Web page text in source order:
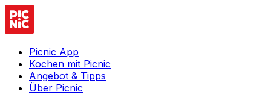
Picnic App
Kochen mit Picnic
Angebot & Tipps
Über Picnic